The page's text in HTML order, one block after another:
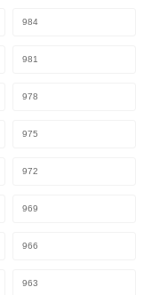
984
981
978
975
972
969
966
963